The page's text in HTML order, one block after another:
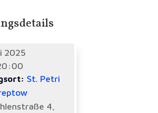
2025
St. Petri
4,